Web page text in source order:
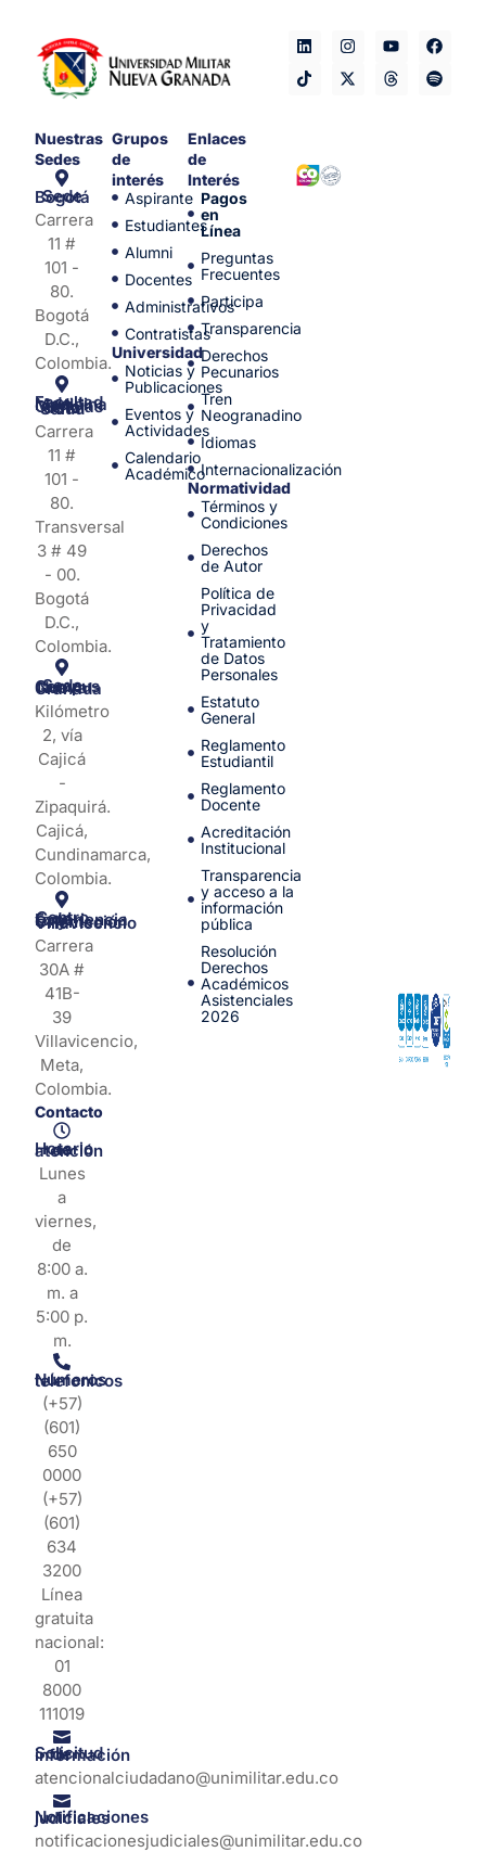
Nuestras
Sedes
Sede Bogotá
Carrera
11 #
101 -
80.
Bogotá
D.C.,
Colombia.
Facultad de Medicina y Ciencias de la Salud
Carrera
11 #
101 -
80.
Transversal
3 # 49
- 00.
Bogotá
D.C.,
Colombia.
Sede Campus Nueva Granada
Kilómetro
2, vía
Cajicá
-
Zipaquirá.
Cajicá,
Cundinamarca,
Colombia.
Centro de Experiencia y Orientación Villavicencio
Carrera
30A #
41B-
39
Villavicencio,
Meta,
Colombia.
Contacto
Horario de atención
Lunes
a
viernes,
de
8:00 a.
m. a
5:00 p.
m.
Números telefonicos
(+57)
(601)
650
0000
(+57)
(601)
634
3200
Línea
gratuita
nacional:
01
8000
111019
Solicitud de información
atencionalciudadano@unimilitar.edu.co
Notificaciones judiciales
notificacionesjudiciales@unimilitar.edu.co
Grupos
de
interés
Aspirante
Estudiantes
Alumni
Docentes
Administrativos
Contratistas
Universidad
Noticias y
Publicaciones
Eventos y
Actividades
Calendario
Académico
Enlaces
de
Interés
Pagos
en
Línea
Preguntas
Frecuentes
Participa
Transparencia
Derechos
Pecunarios
Tren
Neogranadino
Idiomas
Internacionalización
Normatividad
Términos y
Condiciones
Derechos
de Autor
Política de
Privacidad
y
Tratamiento
de Datos
Personales
Estatuto
General
Reglamento
Estudiantil
Reglamento
Docente
Acreditación
Institucional
Transparencia
y acceso a la
información
pública
Resolución
Derechos
Académicos
Asistenciales
2026